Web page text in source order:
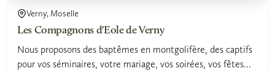
Verny, Moselle
Les Compagnons d'Eole de Verny
Nous proposons des baptêmes en montgolifère, des captifs
pour vos séminaires, votre mariage, vos soirées, vos fêtes...